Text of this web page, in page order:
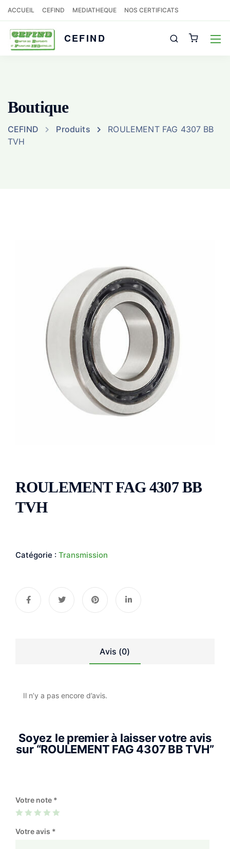
ACCUEIL CEFIND MEDIATHEQUE NOS CERTIFICATS
CEFIND
Boutique
CEFIND Produits
ROULEMENT FAG 4307 BB
TVH
ROULEMENT FAG 4307 BB
TVH
Catégorie : Transmission
Avis (0)
Il n’y a pas encore d’avis.
Soyez le premier à laisser votre avis
sur “ROULEMENT FAG 4307 BB TVH”
Votre note *
Votre avis *